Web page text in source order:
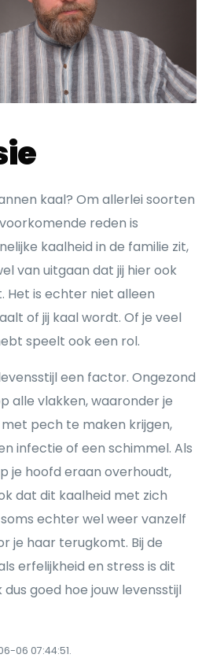
kaal? Om allerlei soorten
reden is
kaalheid in de familie zit,
van uitgaan dat jij hier ook
Het is echter niet alleen
of jij kaal wordt. Of je veel
speelt ook een rol.
een factor. Ongezond
alle vlakken, waaronder je
pech te maken krijgen,
infectie of een schimmel. Als
je hoofd eraan overhoudt,
dat dit kaalheid met zich
echter wel weer vanzelf
je haar terugkomt. Bij de
erfelijkheid en stress is dit
goed hoe jouw levensstijl
06 07:44:51.